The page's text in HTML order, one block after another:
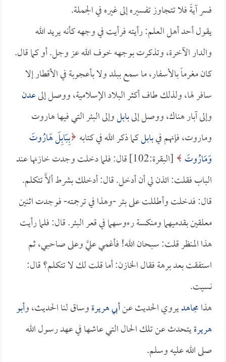
فسر آيةً فلا تتجاوز تفسيره إلى غيره في الجملة.
يقول أحد أهل العلم: رأيته فرأيت في وجهه كأنه يريد الله
والدار الآخرة، وتذكرت بوجهه خوف الله عز وجل. أو كما قال.
كان مغرماً بالأسفار، ما سمع ببلد ولا بأعجوبة في الأقطار إلا
سافر لها، ولذلك طاف أكثر البلاد الإسلامية، ووصل إلىعدن
وإلى آبار هناك، ووصل إلىبابلوإلى البئر التي فيها هاروت
وماروت، فإنهم فيبابلكما ذكر الله في كتابه بِبَابِلَ هَارُوتَ
وَمَارُوتَ
[البقرة:102] قال: فلما دخلت وجدت خازنها عند
الباب فقلت: ائذن لي أن أدخل. قال: أدخلك بشرط ألاَّ تتكلم.
قال: فدخلت وأطللت على بئر -وهذا في ترجمته- فوجدت اثنين
معلقين بقدميهما ومنكسة رءوسهما في قعر البئر. قال: فلما رأيت
هذا المنظر قلت: سبحان الله! فأغمي عليَّ وعلى صاحبي، ثم
استفقت بعد برهة فقال الخازن: أما قلت لك لا تتكلم؟ قال:
نسيت.
هذامجاهديروي الحديث عنأبي هريرةوساق لنا الحديث، وأبو
هريرةيتحدث عن تلك الحال التي عاشها في عهد رسول الله
صلى الله عليه وسلم.